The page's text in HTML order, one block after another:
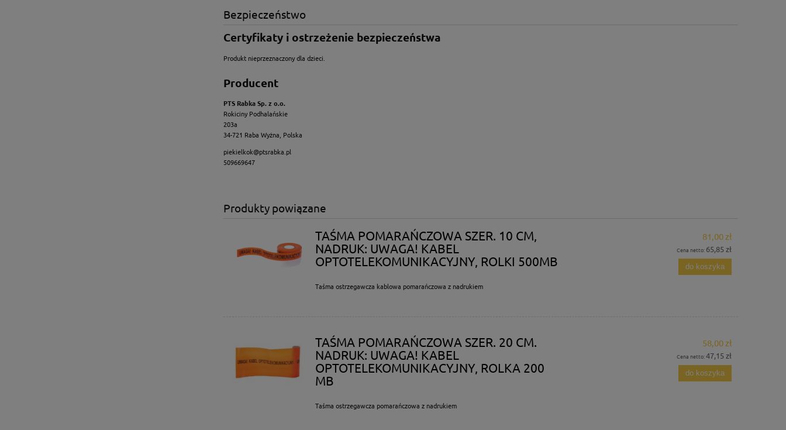
Bezpieczeństwo
Certyfikaty i ostrzeżenie bezpieczeństwa
Produkt nieprzeznaczony dla dzieci.
Producent
PTS Rabka Sp. z o.o.
Rokiciny Podhalańskie
203a
34-721 Raba Wyżna, Polska
piekielkok@ptsrabka.pl
509669647
Produkty powiązane
TAŚMA POMARAŃCZOWA SZER. 10 CM,
NADRUK: UWAGA! KABEL
OPTOTELEKOMUNIKACYJNY, ROLKI 500MB
Taśma ostrzegawcza kablowa pomarańczowa z nadrukiem
81,00 zł
Cena netto: 65,85 zł
do koszyka
TAŚMA POMARAŃCZOWA SZER. 20 CM.
NADRUK: UWAGA! KABEL
OPTOTELEKOMUNIKACYJNY, ROLKA 200
MB
Taśma ostrzegawcza pomarańczowa z nadrukiem
58,00 zł
Cena netto:47,15 zł
do koszyka